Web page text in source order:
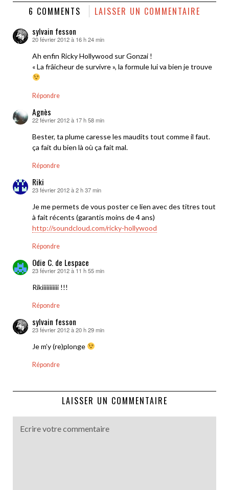
6 COMMENTS LAISSER UN COMMENTAIRE
sylvain fesson
dit :
20 février 2012 à 16 h 24 min
Ah enfin Ricky Hollywood sur Gonzai !
« La frâicheur de survivre », la formule lui va bien je trouve
Répondre
Agnès
dit :
22 février 2012 à 17 h 58 min
Bester, ta plume caresse les maudits tout comme il faut.
ça fait du bien là où ça fait mal.
Répondre
Riki
dit :
23 février 2012 à 2 h 37 min
Je me permets de vous poster ce lien avec des titres tout
à fait récents (garantis moins de 4 ans)
http://soundcloud.com/ricky-hollywood
Répondre
Odie C. de Lespace
dit :
23 février 2012 à 11 h 55 min
Rikiiiiiiiiiii !!!
Répondre
sylvain fesson
dit :
23 février 2012 à 20 h 29 min
Je m’y (re)plonge
Répondre
LAISSER UN COMMENTAIRE